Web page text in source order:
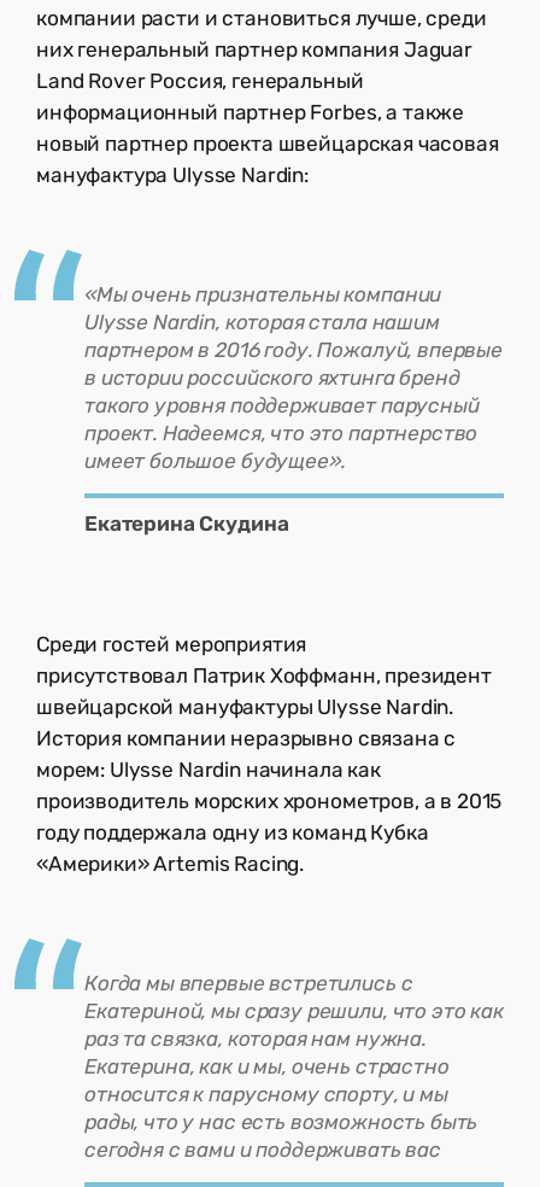
компании расти и становиться лучше, среди
них генеральный партнер компания Jaguar
Land Rover Россия, генеральный
информационный партнер Forbes, а также
новый партнер проекта швейцарская часовая
мануфактура Ulysse Nardin:
«Мы очень признательны компании
Ulysse Nardin, которая стала нашим
партнером в 2016 году. Пожалуй, впервые
в истории российского яхтинга бренд
такого уровня поддерживает парусный
проект. Надеемся, что это партнерство
имеет большое будущее».
Екатерина Скудина
Среди гостей мероприятия
присутствовал Патрик Хоффманн, президент
швейцарской мануфактуры Ulysse Nardin.
История компании неразрывно связана с
морем: Ulysse Nardin начинала как
производитель морских хронометров, а в 2015
году поддержала одну из команд Кубка
«Америки» Artemis Racing.
Когда мы впервые встретились с
Екатериной, мы сразу решили, что это как
раз та связка, которая нам нужна.
Екатерина, как и мы, очень страстно
относится к парусному спорту, и мы
рады, что у нас есть возможность быть
сегодня с вами и поддерживать вас